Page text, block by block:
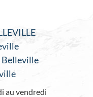
au vendredi